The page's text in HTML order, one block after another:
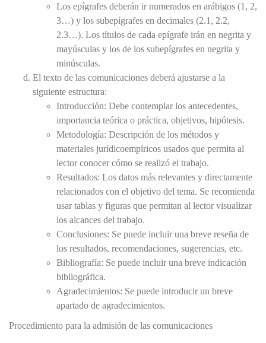
Los epígrafes deberán ir numerados en arábigos (1, 2,
3…) y los subepígrafes en decimales (2.1, 2.2,
2.3…). Los títulos de cada epígrafe irán en negrita y
mayúsculas y los de los subepígrafes en negrita y
minúsculas.
El texto de las comunicaciones deberá ajustarse a la
siguiente estructura:
Introducción: Debe contemplar los antecedentes,
importancia teórica o práctica, objetivos, hipótesis.
Metodología: Descripción de los métodos y
materiales jurídicoempíricos usados que permita al
lector conocer cómo se realizó el trabajo.
Resultados: Los datos más relevantes y directamente
relacionados con el objetivo del tema. Se recomienda
usar tablas y figuras que permitan al lector visualizar
los alcances del trabajo.
Conclusiones: Se puede incluir una breve reseña de
los resultados, recomendaciones, sugerencias, etc.
Bibliografía: Se puede incluir una breve indicación
bibliográfica.
Agradecimientos: Se puede introducir un breve
apartado de agradecimientos.
Procedimiento para la admisión de las comunicaciones